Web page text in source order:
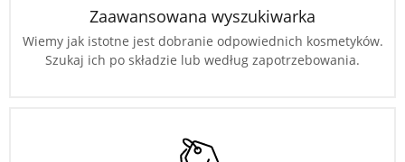
Zaawansowana wyszukiwarka
Wiemy jak istotne jest dobranie odpowiednich kosmetyków.
Szukaj ich po składzie lub według zapotrzebowania.